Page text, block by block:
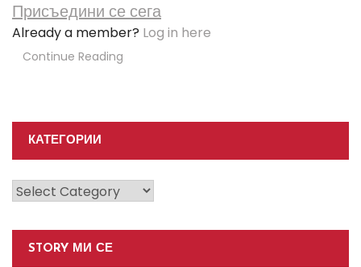
Присъедини се сега
Already a member? Log in here
Continue Reading
КАТЕГОРИИ
Категории
STORY МИ СЕ